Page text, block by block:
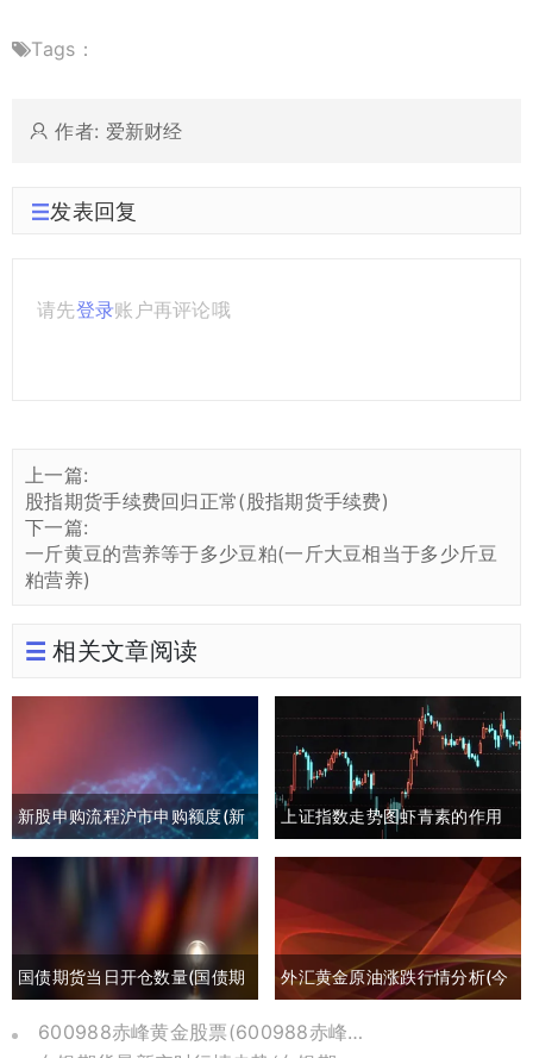
Tags：
作者: 爱新财经
发表回复
请先登录账户再评论哦
上一篇:
股指期货手续费回归正常(股指期货手续费)
下一篇:
一斤黄豆的营养等于多少豆粕(一斤大豆相当于多少斤豆
粕营养)
相关文章阅读
新股申购流程沪市申购额度(新
股申购流程沪市申购额度怎么
上证指数走势图虾青素的作用
(上证指数黄白线分析)
国债期货当日开仓数量(国债期
货买入开仓)
外汇黄金原油涨跌行情分析(今
日外汇黄金原油分析)
600988赤峰黄金股票(600988赤峰黄金股票历史价格)